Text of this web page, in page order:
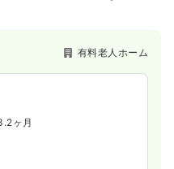
有料老人ホーム
ヶ月